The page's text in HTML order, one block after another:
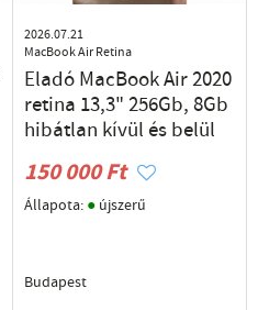
2026.07.21
MacBook Air Retina
Eladó MacBook Air 2020
retina 13,3" 256Gb, 8Gb
hibátlan kívül és belül
150 000 Ft
Állapota: ●újszerű
Budapest